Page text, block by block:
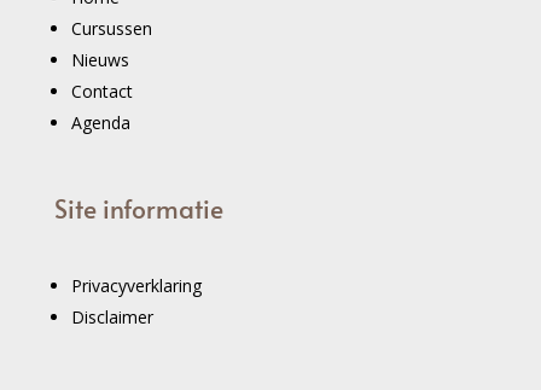
Cursussen
Nieuws
Contact
Agenda
Site informatie
Privacyverklaring
Disclaimer